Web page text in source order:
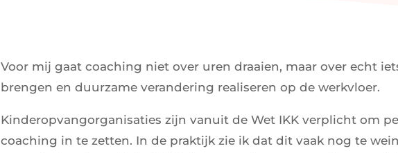
Voor mij gaat coaching niet over uren draaien, maar over echt
brengen en duurzame verandering realiseren op de werkvloer.
Kinderopvangorganisaties zijn vanuit de Wet IKK verplicht om
coaching in te zetten. In de praktijk zie ik dat dit vaak nog te